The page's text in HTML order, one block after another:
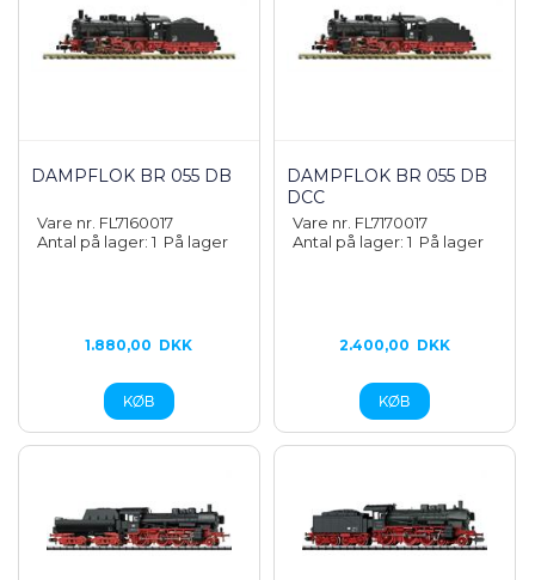
DAMPFLOK BR 055 DB
Vare nr. FL7160017
Antal på lager: 1 På lager
1.880,00 DKK
DAMPFLOK BR 055 DB
DCC
Vare nr. FL7170017
Antal på lager: 1 På lager
2.400,00 DKK